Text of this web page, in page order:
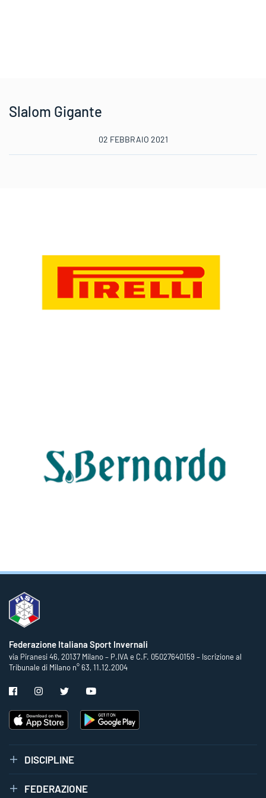
Slalom Gigante
02 FEBBRAIO 2021
Federazione Italiana Sport Invernali
via Piranesi 46, 20137 Milano – P.IVA e C.F. 05027640159 – Iscrizione al
Tribunale di Milano n° 63, 11.12.2004
DISCIPLINE
FEDERAZIONE